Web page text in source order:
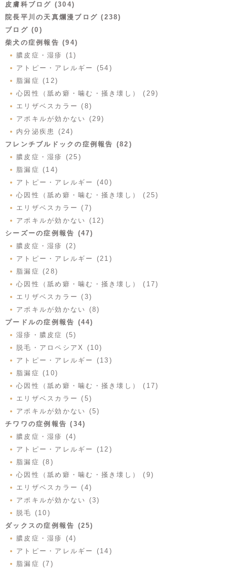
皮膚科ブログ (304)
院長平川の天真爛漫ブログ (238)
ブログ (0)
柴犬の症例報告 (94)
膿皮症・湿疹 (1)
アトピー・アレルギー (54)
脂漏症 (12)
心因性（舐め癖・噛む・掻き壊し） (29)
エリザベスカラー (8)
アポキルが効かない (29)
内分泌疾患 (24)
フレンチブルドックの症例報告 (82)
膿皮症・湿疹 (25)
脂漏症 (14)
アトピー・アレルギー (40)
心因性（舐め癖・噛む・掻き壊し） (25)
エリザベスカラー (7)
アポキルが効かない (12)
シーズーの症例報告 (47)
膿皮症・湿疹 (2)
アトピー・アレルギー (21)
脂漏症 (28)
心因性（舐め癖・噛む・掻き壊し） (17)
エリザベスカラー (3)
アポキルが効かない (8)
プードルの症例報告 (44)
湿疹・膿皮症 (5)
脱毛・アロペシアX (10)
アトピー・アレルギー (13)
脂漏症 (10)
心因性（舐め癖・噛む・掻き壊し） (17)
エリザベスカラー (5)
アポキルが効かない (5)
チワワの症例報告 (34)
膿皮症・湿疹 (4)
アトピー・アレルギー (12)
脂漏症 (8)
心因性（舐め癖・噛む・掻き壊し） (9)
エリザベスカラー (4)
アポキルが効かない (3)
脱毛 (10)
ダックスの症例報告 (25)
膿皮症・湿疹 (4)
アトピー・アレルギー (14)
脂漏症 (7)